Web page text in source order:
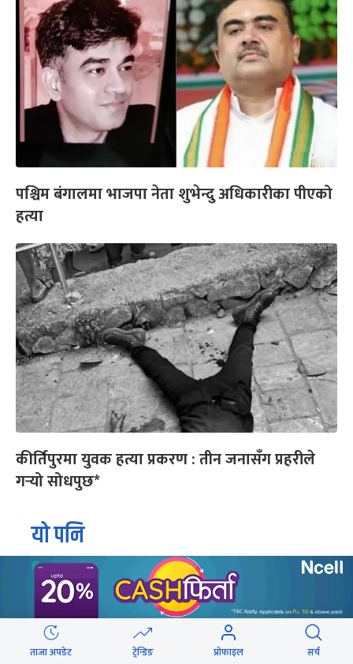
पश्चिम बंगालमा भाजपा नेता शुभेन्दु अधिकारीका पीएको
हत्या
कीर्तिपुरमा युवक हत्या प्रकरण : तीन जनासँग प्रहरीले
गर्‍यो सोधपुछ*
यो पनि
ताजा अपडेट ट्रेन्डिङ प्रोफाइल सर्च